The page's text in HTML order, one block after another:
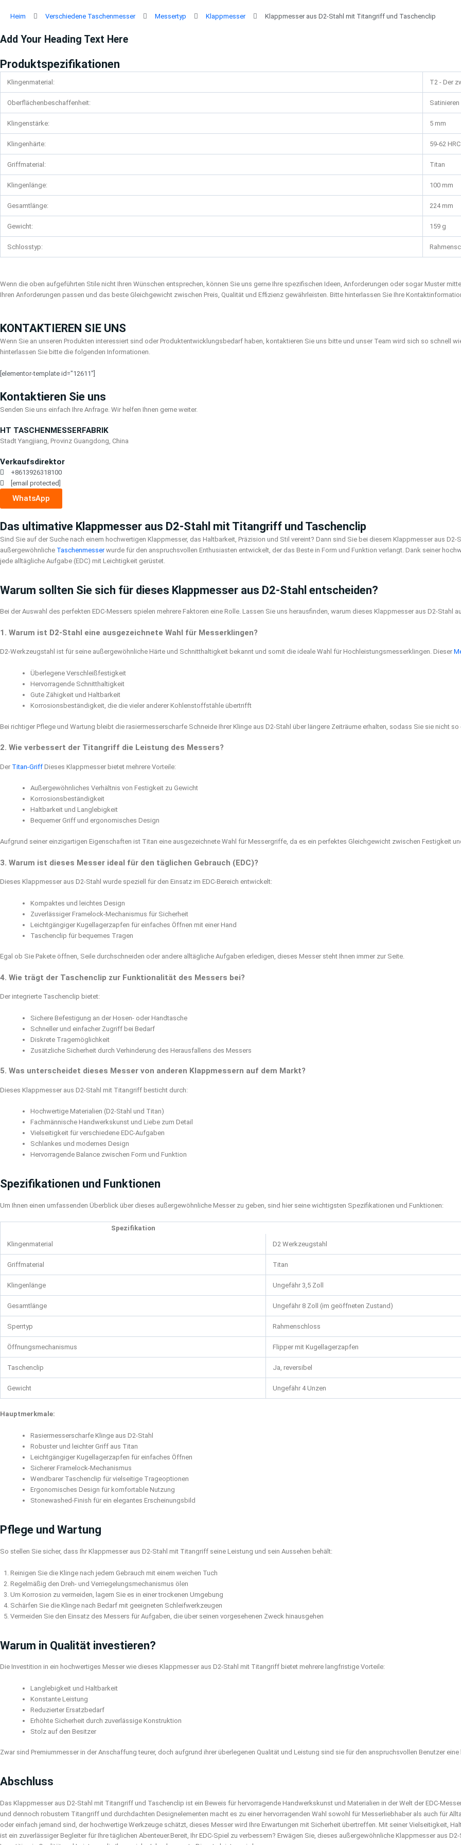
InhaltHeim Verschiedene Taschenmesser Messertyp Klappmesser Klappmesser aus D2-Stahl mit Titangriff und Taschenclip
Add Your Heading Text Here
Produktspezifikationen
Klingenmaterial: T2 - Der
Oberflächenbeschaffenheit: Satinieren
Klingenstärke: 5 mm
Klingenhärte: 59-62 HRC
Griffmaterial: Titan
Klingenlänge: 100 mm
Gesamtlänge: 224 mm
Gewicht: 159 g
Schlosstyp:
Wenn die oben aufgeführten Stile nicht Ihren Wünschen entsprechen, können Sie uns gerne Ihre spezifischen Ideen, Anforderungen oder sogar Muster
Ihren Anforderungen passen und das beste Gleichgewicht zwischen Preis, Qualität und Effizienz gewährleisten. Bitte hinterlassen Sie Ihre
KONTAKTIEREN SIE UNS
Wenn Sie an unseren Produkten interessiert sind oder Produktentwicklungsbedarf haben, kontaktieren Sie uns bitte und unser Team wird sich so schnell
hinterlassen Sie bitte die folgenden Informationen.
[elementor-template id="12611"]
Kontaktieren Sie uns
Senden Sie uns einfach Ihre Anfrage. Wir helfen Ihnen gerne weiter.
HT TASCHENMESSERFABRIK
Stadt Yangjiang, Provinz Guangdong, China
Verkaufsdirektor
+8613926318100
[email protected]
WhatsApp
Das ultimative Klappmesser aus D2-Stahl mit Titangriff und Taschenclip
Sind Sie auf der Suche nach einem hochwertigen Klappmesser, das Haltbarkeit, Präzision und Stil vereint? Dann sind Sie bei diesem Klappmesser aus
außergewöhnliche Taschenmesserwurde für den anspruchsvollen Enthusiasten entwickelt, der das Beste in Form und Funktion verlangt. Dank seiner
jede alltägliche Aufgabe (EDC) mit Leichtigkeit gerüstet.
Warum sollten Sie sich für dieses Klappmesser aus D2-Stahl entscheiden?
Bei der Auswahl des perfekten EDC-Messers spielen mehrere Faktoren eine Rolle. Lassen Sie uns herausfinden, warum dieses Klappmesser aus D2-Stahl
1. Warum ist D2-Stahl eine ausgezeichnete Wahl für Messerklingen?
D2-Werkzeugstahl ist für seine außergewöhnliche Härte und Schnitthaltigkeit bekannt und somit die ideale Wahl für Hochleistungsmesserklingen. Dieser
Überlegene Verschleißfestigkeit
Hervorragende Schnitthaltigkeit
Gute Zähigkeit und Haltbarkeit
Korrosionsbeständigkeit, die die vieler anderer Kohlenstoffstähle übertrifft
Bei richtiger Pflege und Wartung bleibt die rasiermesserscharfe Schneide Ihrer Klinge aus D2-Stahl über längere Zeiträume erhalten, sodass Sie sie nicht
2. Wie verbessert der Titangriff die Leistung des Messers?
Der Titan-Griff Dieses Klappmesser bietet mehrere Vorteile:
Außergewöhnliches Verhältnis von Festigkeit zu Gewicht
Korrosionsbeständigkeit
Haltbarkeit und Langlebigkeit
Bequemer Griff und ergonomisches Design
Aufgrund seiner einzigartigen Eigenschaften ist Titan eine ausgezeichnete Wahl für Messergriffe, da es ein perfektes Gleichgewicht zwischen Festigkeit
3. Warum ist dieses Messer ideal für den täglichen Gebrauch (EDC)?
Dieses Klappmesser aus D2-Stahl wurde speziell für den Einsatz im EDC-Bereich entwickelt:
Kompaktes und leichtes Design
Zuverlässiger Framelock-Mechanismus für Sicherheit
Leichtgängiger Kugellagerzapfen für einfaches Öffnen mit einer Hand
Taschenclip für bequemes Tragen
Egal ob Sie Pakete öffnen, Seile durchschneiden oder andere alltägliche Aufgaben erledigen, dieses Messer steht Ihnen immer zur Seite.
4. Wie trägt der Taschenclip zur Funktionalität des Messers bei?
Der integrierte Taschenclip bietet:
Sichere Befestigung an der Hosen- oder Handtasche
Schneller und einfacher Zugriff bei Bedarf
Diskrete Tragemöglichkeit
Zusätzliche Sicherheit durch Verhinderung des Herausfallens des Messers
5. Was unterscheidet dieses Messer von anderen Klappmessern auf dem Markt?
Dieses Klappmesser aus D2-Stahl mit Titangriff besticht durch:
Hochwertige Materialien (D2-Stahl und Titan)
Fachmännische Handwerkskunst und Liebe zum Detail
Vielseitigkeit für verschiedene EDC-Aufgaben
Schlankes und modernes Design
Hervorragende Balance zwischen Form und Funktion
Spezifikationen und Funktionen
Um Ihnen einen umfassenden Überblick über dieses außergewöhnliche Messer zu geben, sind hier seine wichtigsten Spezifikationen und Funktionen:
Spezifikation
Klingenmaterial D2 Werkzeugstahl
Griffmaterial Titan
Klingenlänge Ungefähr 3,5 Zoll
Gesamtlänge Ungefähr 8 Zoll (im geöffneten Zustand)
Sperrtyp Rahmenschloss
Öffnungsmechanismus Flipper mit Kugellagerzapfen
Taschenclip Ja, reversibel
Gewicht Ungefähr 4 Unzen
Hauptmerkmale:
Rasiermesserscharfe Klinge aus D2-Stahl
Robuster und leichter Griff aus Titan
Leichtgängiger Kugellagerzapfen für einfaches Öffnen
Sicherer Framelock-Mechanismus
Wendbarer Taschenclip für vielseitige Trageoptionen
Ergonomisches Design für komfortable Nutzung
Stonewashed-Finish für ein elegantes Erscheinungsbild
Pflege und Wartung
So stellen Sie sicher, dass Ihr Klappmesser aus D2-Stahl mit Titangriff seine Leistung und sein Aussehen behält:
Reinigen Sie die Klinge nach jedem Gebrauch mit einem weichen Tuch
Regelmäßig den Dreh- und Verriegelungsmechanismus ölen
Um Korrosion zu vermeiden, lagern Sie es in einer trockenen Umgebung
Schärfen Sie die Klinge nach Bedarf mit geeigneten Schleifwerkzeugen
Vermeiden Sie den Einsatz des Messers für Aufgaben, die über seinen vorgesehenen Zweck hinausgehen
Warum in Qualität investieren?
Die Investition in ein hochwertiges Messer wie dieses Klappmesser aus D2-Stahl mit Titangriff bietet mehrere langfristige Vorteile:
Langlebigkeit und Haltbarkeit
Konstante Leistung
Reduzierter Ersatzbedarf
Erhöhte Sicherheit durch zuverlässige Konstruktion
Stolz auf den Besitzer
Zwar sind Premiummesser in der Anschaffung teurer, doch aufgrund ihrer überlegenen Qualität und Leistung sind sie für den anspruchsvollen Benutzer
Abschluss
Das Klappmesser aus D2-Stahl mit Titangriff und Taschenclip ist ein Beweis für hervorragende Handwerkskunst und Materialien in der Welt der EDC-
und dennoch robustem Titangriff und durchdachten Designelementen macht es zu einer hervorragenden Wahl sowohl für Messerliebhaber als auch für
oder einfach jemand sind, der hochwertige Werkzeuge schätzt, dieses Messer wird Ihre Erwartungen mit Sicherheit übertreffen. Mit seiner Vielseitigkeit,
ist ein zuverlässiger Begleiter für Ihre täglichen Abenteuer.Bereit, Ihr EDC-Spiel zu verbessern? Erwägen Sie, dieses außergewöhnliche Klappmesser aus